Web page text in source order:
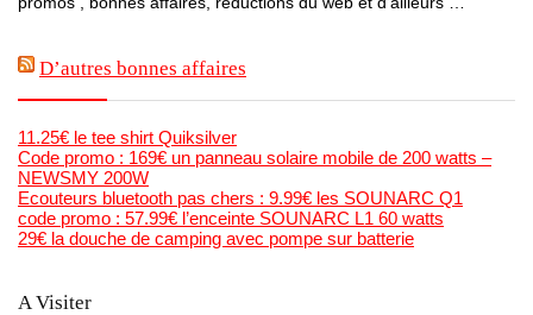
D’autres bonnes affaires
11.25€ le tee shirt Quiksilver
Code promo : 169€ un panneau solaire mobile de 200 watts –
NEWSMY 200W
Ecouteurs bluetooth pas chers : 9.99€ les SOUNARC Q1
code promo : 57.99€ l’enceinte SOUNARC L1 60 watts
29€ la douche de camping avec pompe sur batterie
A Visiter